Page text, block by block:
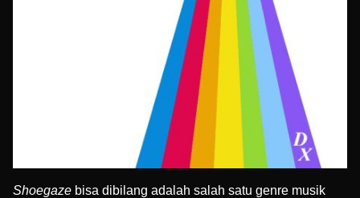
Shoegaze bisa dibilang adalah salah satu genre musik